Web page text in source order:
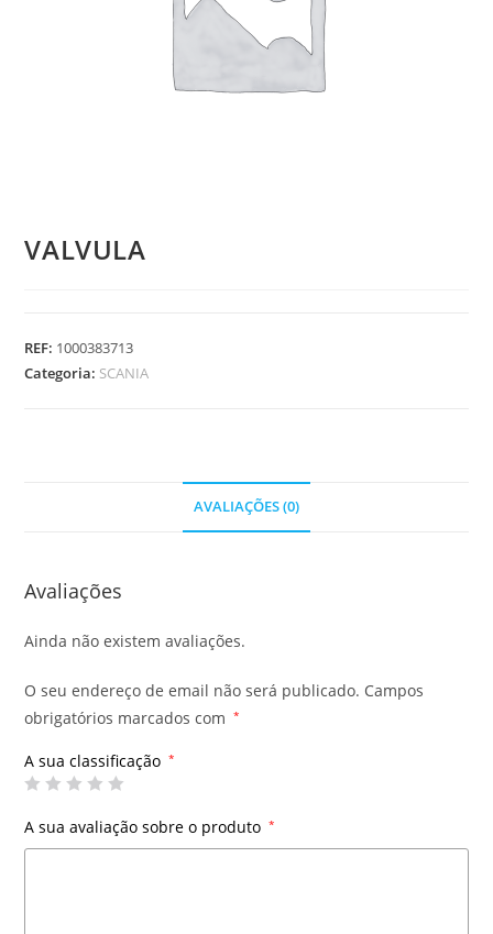
VALVULA
REF: 1000383713
Categoria: SCANIA
AVALIAÇÕES (0)
Avaliações
Ainda não existem avaliações.
O seu endereço de email não será publicado. Campos
obrigatórios marcados com
*
A sua classificação *
A sua avaliação sobre o produto *